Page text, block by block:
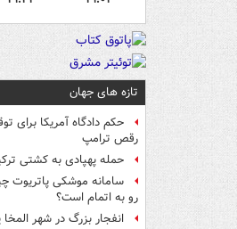
تازه های جهان
حکم دادگاه آمریکا
رقص ترامپ
حمله پهپادی به کشتی
سامانه موشکی پاتریوت
رو به اتمام است؟
انفجار بزرگ در شهر